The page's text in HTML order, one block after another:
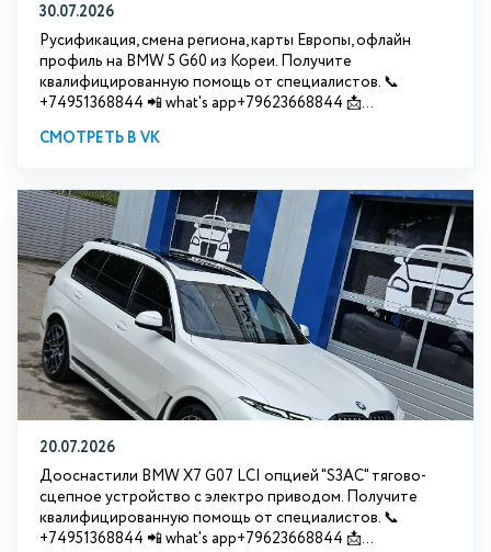
30.07.2026
Русификация, смена региона, карты Европы, офлайн
профиль на BMW 5 G60 из Кореи. Получите
квалифицированную помощь от специалистов. 📞
+74951368844 📲 what's app+79623668844 📩...
СМОТРЕТЬ В VK
20.07.2026
Дооснастили BMW Х7 G07 LCI опцией "S3АС" тягово-
сцепное устройство с электро приводом. Получите
квалифицированную помощь от специалистов. 📞
+74951368844 📲 what's app+79623668844 📩...